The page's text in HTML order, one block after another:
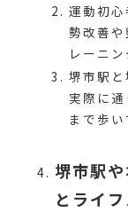
運動初
勢改善
レーニ
堺市駅
実際に
まで歩
堺市駅
とライ